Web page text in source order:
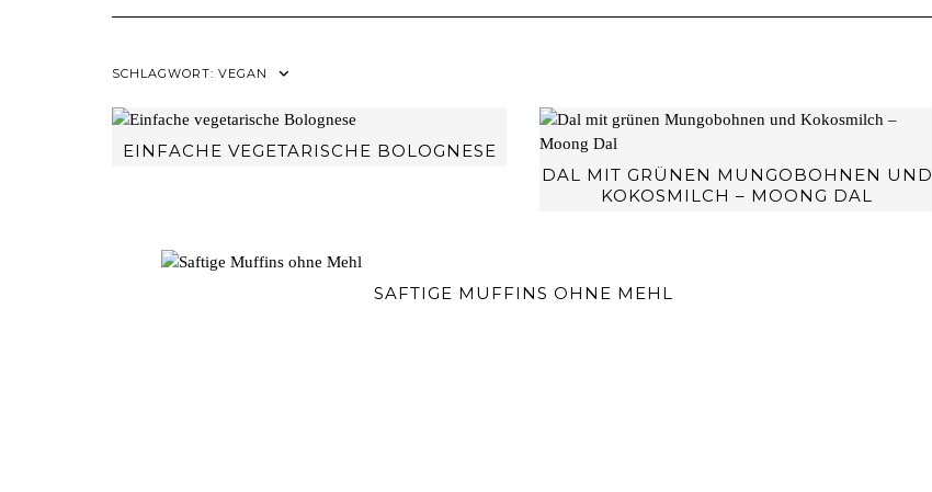
SCHLAGWORT: VEGAN
EINFACHE VEGETARISCHE BOLOGNESE
DAL MIT GRÜNEN MUNGOBOHNEN UND
KOKOSMILCH – MOONG DAL
SAFTIGE MUFFINS OHNE MEHL